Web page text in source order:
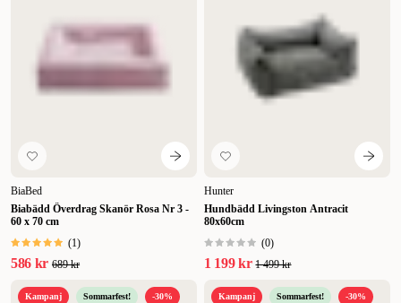
BiaBed
Biabädd Överdrag Skanör Rosa Nr 3 -
60 x 70 cm
(1)
586 kr 689 kr
Hunter
Hundbädd Livingston Antracit
80x60cm
(0)
1 199 kr 1 499 kr
Kampanj Sommarfest! -30% Kampanj Sommarfest! -30%